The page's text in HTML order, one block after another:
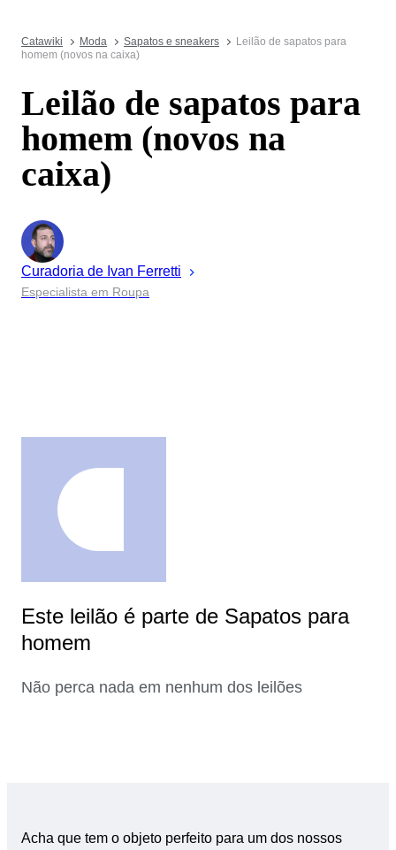
Catawiki Moda Sapatos e sneakers
Leilão de sapatos para
homem (novos na caixa)
Leilão de sapatos para
homem (novos na
caixa)
Curadoria de Ivan Ferretti
Especialista em Roupa
Este leilão é parte de Sapatos para
homem
Não perca nada em nenhum dos leilões
Acha que tem o objeto perfeito para um dos nossos